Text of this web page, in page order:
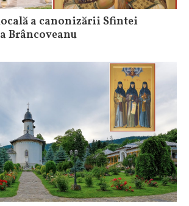
a canonizării Sfintei
Brâncoveanu